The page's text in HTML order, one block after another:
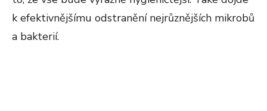
k efektivnějšímu odstranění nejrůznějších mikrobů
a bakterií.